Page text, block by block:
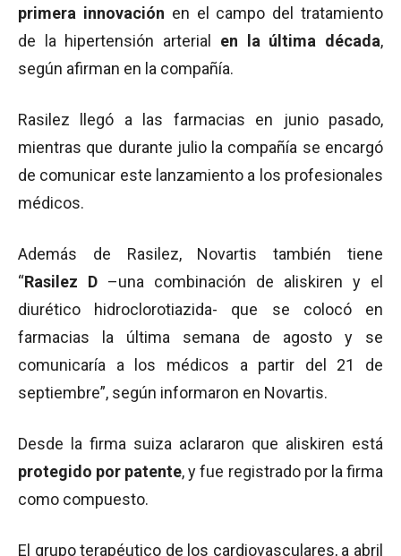
primera innovación en el campo del tratamiento
de la hipertensión arterial en la última década,
según afirman en la compañía.
Rasilez llegó a las farmacias en junio pasado,
mientras que durante julio la compañía se encargó
de comunicar este lanzamiento a los profesionales
médicos.
Además de Rasilez, Novartis también tiene
“Rasilez D –una combinación de aliskiren y el
diurético hidroclorotiazida- que se colocó en
farmacias la última semana de agosto y se
comunicaría a los médicos a partir del 21 de
septiembre”, según informaron en Novartis.
Desde la firma suiza aclararon que aliskiren está
protegido por patente, y fue registrado por la firma
como compuesto.
El grupo terapéutico de los cardiovasculares, a abril